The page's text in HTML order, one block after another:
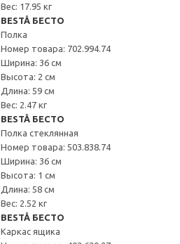
Вес: 17.95 кг
BESTÅ БЕСТО
Полка
Номер товара: 702.994.74
Ширина: 36 см
Высота: 2 см
Длина: 59 см
Вес: 2.47 кг
BESTÅ БЕСТО
Полка стеклянная
Номер товара: 503.838.74
Ширина: 36 см
Высота: 1 см
Длина: 58 см
Вес: 2.52 кг
BESTÅ БЕСТО
Каркас ящика